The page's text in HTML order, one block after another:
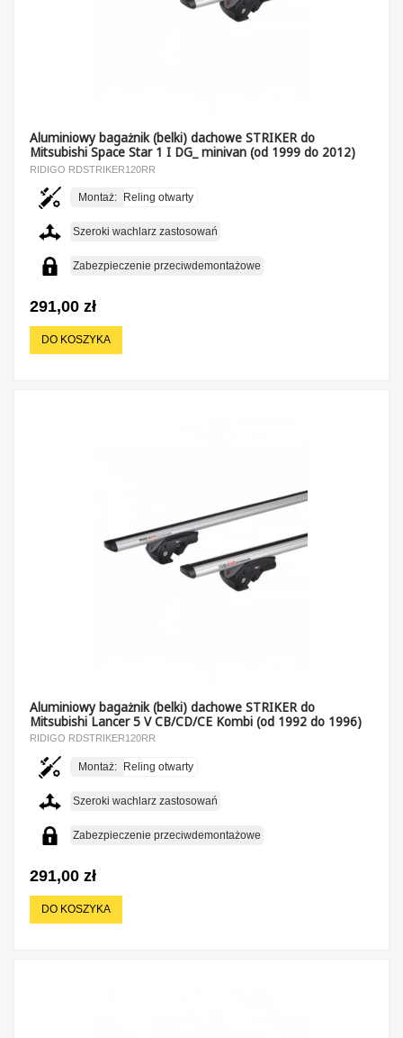
Aluminiowy bagażnik (belki) dachowe STRIKER do
Mitsubishi Space Star 1 I DG_ minivan (od 1999 do 2012)
RIDIGO RDSTRIKER120RR
Montaż: Reling otwarty
Szeroki wachlarz zastosowań
Zabezpieczenie przeciwdemontażowe
291,00 zł
DO KOSZYKA
Aluminiowy bagażnik (belki) dachowe STRIKER do
Mitsubishi Lancer 5 V CB/CD/CE Kombi (od 1992 do 1996)
RIDIGO RDSTRIKER120RR
Montaż: Reling otwarty
Szeroki wachlarz zastosowań
Zabezpieczenie przeciwdemontażowe
291,00 zł
DO KOSZYKA